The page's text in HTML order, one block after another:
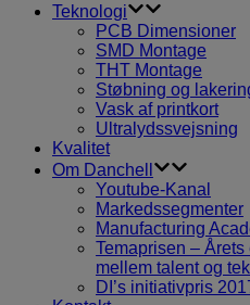
Teknologi
PCB Dimensioner
SMD Montage
THT Montage
Støbning og
Vask af printkort
Ultralydssvejsning
Kvalitet
Om Danchell
Youtube-Kanal
Markedssegmenter
Manufacturing
Temaprisen –
mellem talent og
DI’s initiativpris